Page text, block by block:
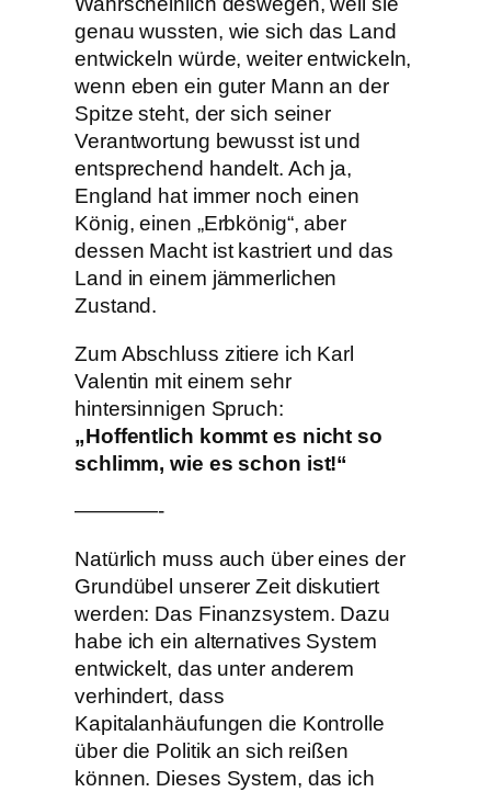
genau wussten, wie sich das Land
entwickeln würde, weiter entwickeln,
wenn eben ein guter Mann an der
Spitze steht, der sich seiner
Verantwortung bewusst ist und
entsprechend handelt. Ach ja,
England hat immer noch einen
König, einen „Erbkönig“, aber
dessen Macht ist kastriert und das
Land in einem jämmerlichen
Zustand.
Zum Abschluss zitiere ich Karl
Valentin mit einem sehr
hintersinnigen Spruch:
„Hoffentlich kommt es nicht so
schlimm, wie es schon ist!“
————-
Natürlich muss auch über eines der
Grundübel unserer Zeit diskutiert
werden: Das Finanzsystem. Dazu
habe ich ein alternatives System
entwickelt, das unter anderem
verhindert, dass
Kapitalanhäufungen die Kontrolle
über die Politik an sich reißen
können. Dieses System, das ich